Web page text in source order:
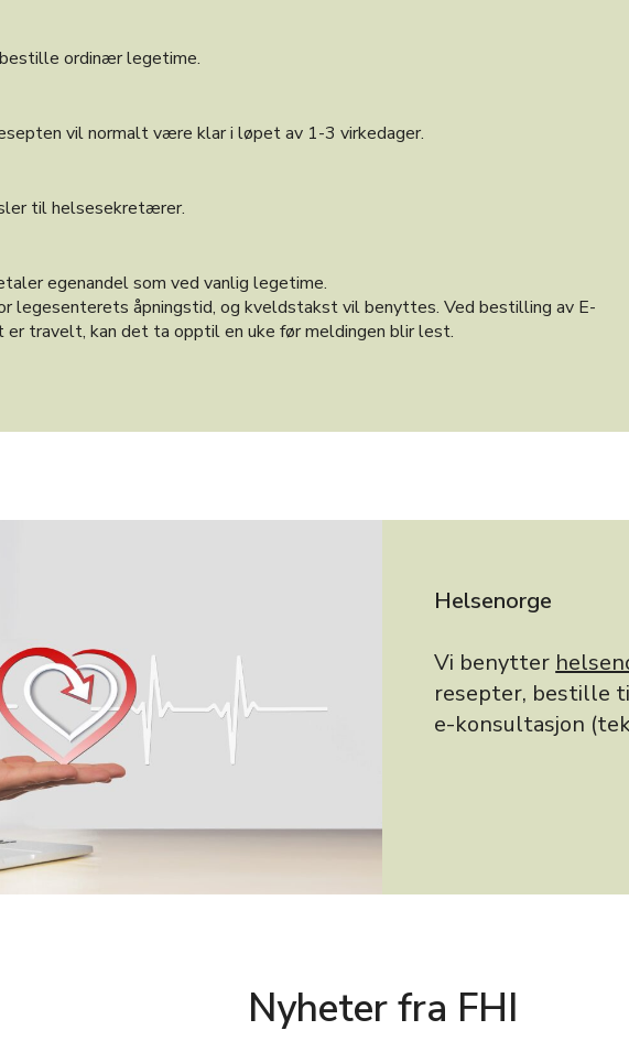
ordinær legetime.
vil normalt være klar i løpet av 1-3 virkedager.
til helsesekretærer.
egenandel som ved vanlig legetime.
legesenterets åpningstid, og kveldstakst vil benyttes. Ved bestilling av E-
travelt, kan det ta opptil en uke før meldingen blir lest.
Helsenorge
Vi benytter
resepter, bestille
e-konsultasjon
Nyheter fra FHI